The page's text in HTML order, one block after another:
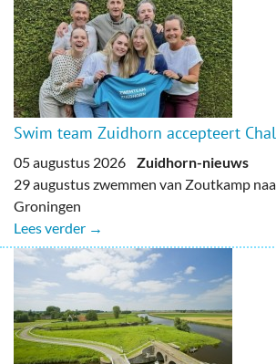
Swim team Zuidhorn accepteert
05 augustus 2026 Zuidhorn-nieuws
29 augustus zwemmen van Zoutkamp
Groningen
Lees verder →